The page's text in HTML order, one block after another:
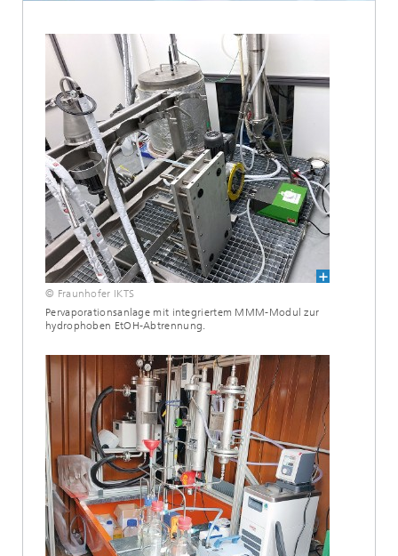
© Fraunhofer IKTS
Pervaporationsanlage mit integriertem MMM-Modul zur
hydrophoben EtOH-Abtrennung.